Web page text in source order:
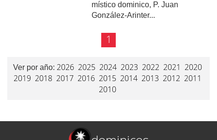
místico dominico, P. Juan
González-Arinter...
1
Ver por año: 2026 2025 2024 2023 2022 2021 2020
2019 2018 2017 2016 2015 2014 2013 2012 2011
2010